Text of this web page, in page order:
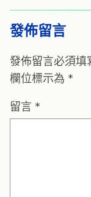
發佈留言
發佈留言必須填
欄位標示為 *
留言 *